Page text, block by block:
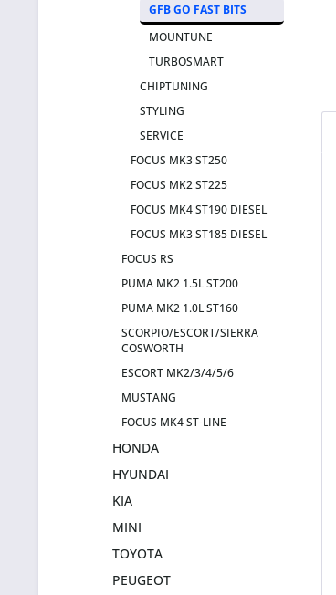
GFB GO FAST BITS
MOUNTUNE
TURBOSMART
CHIPTUNING
STYLING
SERVICE
FOCUS MK3 ST250
FOCUS MK2 ST225
FOCUS MK4 ST190 DIESEL
FOCUS MK3 ST185 DIESEL
FOCUS RS
PUMA MK2 1.5L ST200
PUMA MK2 1.0L ST160
SCORPIO/ESCORT/SIERRA
COSWORTH
ESCORT MK2/3/4/5/6
MUSTANG
FOCUS MK4 ST-LINE
HONDA
HYUNDAI
KIA
MINI
TOYOTA
PEUGEOT